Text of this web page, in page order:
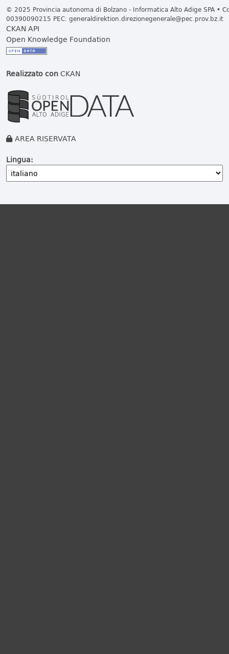
© 2025 Provincia autonoma di Bolzano - Informatica Alto Adige SPA •
00390090215 PEC: generaldirektion.direzionegenerale@pec.prov.bz.it
CKAN API
Open Knowledge Foundation
Realizzato conCKAN
AREA RISERVATA
Lingua